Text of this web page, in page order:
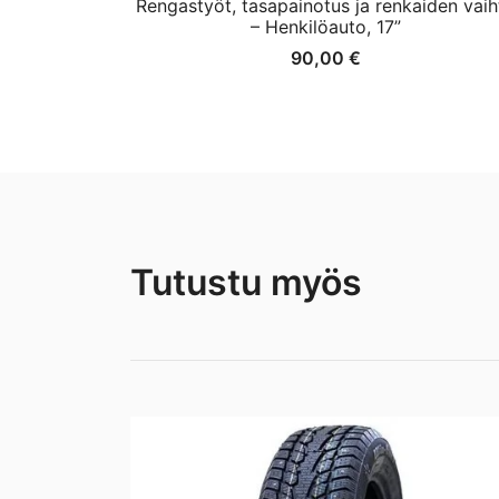
Rengastyöt, tasapainotus ja renkaiden
– Henkilöauto, 17”
90,00 €
Tutustu myös